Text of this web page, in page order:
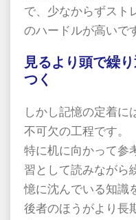
で、少なからずスト
のハードルが高いで
見るより頭で繰
つく
しかし記憶の定着に
不可欠の工程です。
特に机に向かって参
習として読みながら
憶に沈んでいる知識
後者のほうがより長